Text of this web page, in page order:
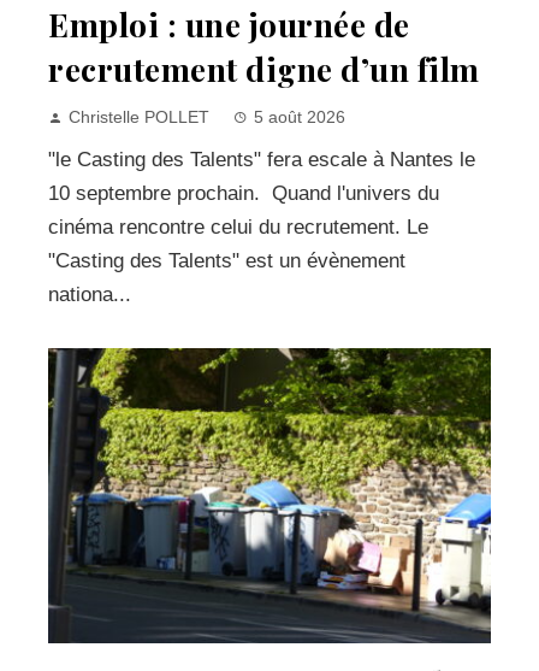
Emploi : une journée de
recrutement digne d’un film
Christelle POLLET 5 août 2026
"le Casting des Talents" fera escale à Nantes le
10 septembre prochain. Quand l'univers du
cinéma rencontre celui du recrutement. Le
"Casting des Talents" est un évènement
nationa...